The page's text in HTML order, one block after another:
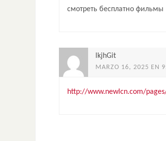
смотреть бесплатно фильмы
lkjhGit
MARZO 16, 2025 EN
http://www.newlcn.com/